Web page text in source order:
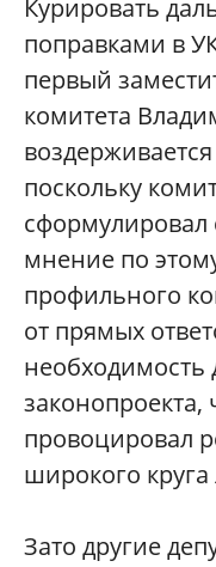
Курировать
поправками в
первый
комитета
поскольку
мнение по
профильного
от прямых
необходимость
провоцировал
широкого круга
Зато другие